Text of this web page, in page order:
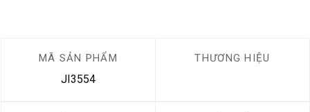
MÃ SẢN PHẨM
JI3554
THƯƠNG HIỆU